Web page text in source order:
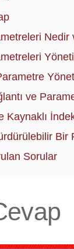
ve
Kaynaklı
Bir
Sorular